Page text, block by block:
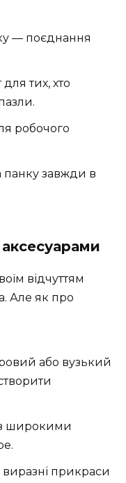
— поєднання
тих, хто
робочого
панку завжди в
аксесуарами
відчуттям
Але як про
або вузький
широкими
виразні прикраси